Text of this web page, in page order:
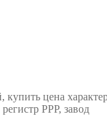
цена
регистр РРР, завод